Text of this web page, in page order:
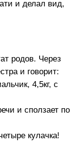
и делал вид,
родов. Через
и говорит:
4,5кг, с
и сползает по
кулачка!